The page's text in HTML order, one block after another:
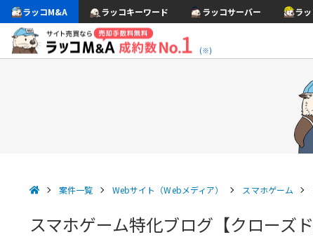
ラッコM&A ラッコキーワード ラッコサーバー ラ
(※)
案件一覧 Webサイト（Webメディア） スマホゲーム
スマホゲーム特化ブログ【クローズド